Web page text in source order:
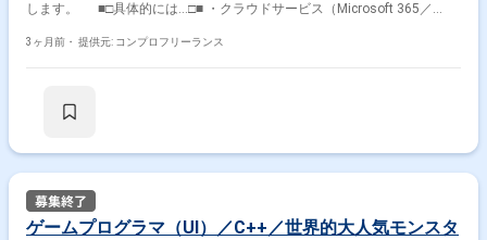
します。 ■□具体的には…□■ ・クラウドサービス（Microsoft 365／
社とのシステム連携における調整、設定、運用管理 ・クラウドサービスの
ービス開発に携わりたい方
3ヶ月前・ 提供元: コンプロフリーランス
ゲームプログラマ（UI）／C++／世界的大人気モンスタ